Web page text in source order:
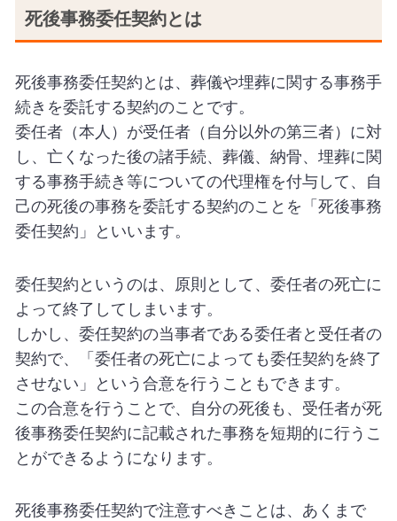
死後事務委任契約とは
死後事務委任契約とは、葬儀や埋葬に関する事務手
続きを委託する契約のことです。
委任者（本人）が受任者（自分以外の第三者）に対
し、亡くなった後の諸手続、葬儀、納骨、埋葬に関
する事務手続き等についての代理権を付与して、自
己の死後の事務を委託する契約のことを「死後事務
委任契約」といいます。
委任契約というのは、原則として、委任者の死亡に
よって終了してしまいます。
しかし、委任契約の当事者である委任者と受任者の
契約で、「委任者の死亡によっても委任契約を終了
させない」という合意を行うこともできます。
この合意を行うことで、自分の死後も、受任者が死
後事務委任契約に記載された事務を短期的に行うこ
とができるようになります。
死後事務委任契約で注意すべきことは、あくまで